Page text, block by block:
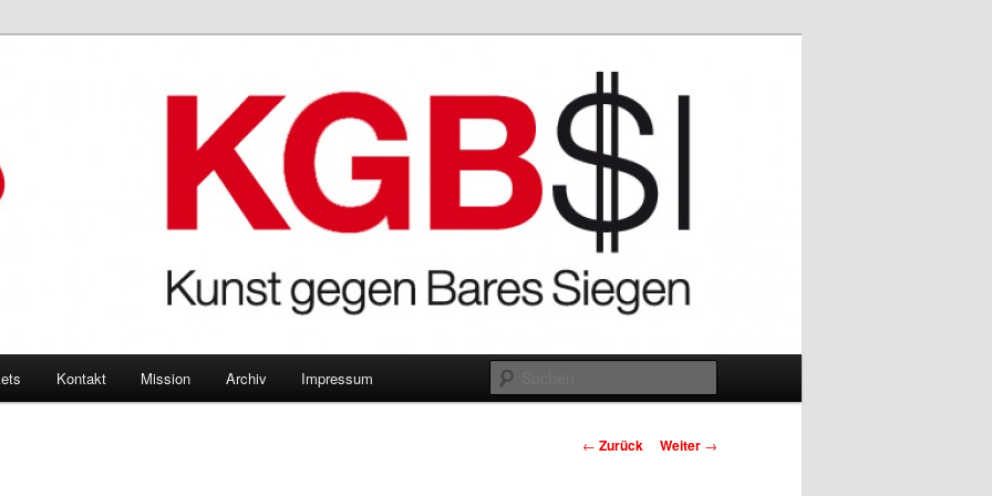
Kontakt Mission Archiv Impressum
Beitrags-
← Zurück Weiter →